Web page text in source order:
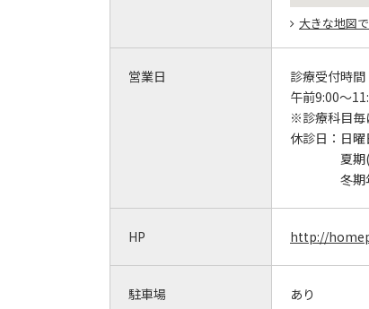
大きな地図
営業日
診療受付時間
午前9:00～
※診療科目毎
休診日： 日
夏
冬期
HP http://
駐車場 あり